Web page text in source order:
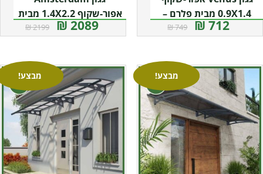
0.9X1.4 מבית פלרם –
Canopia
712 ₪
749 ₪
אפור-שקוף 1.4X2.2 מבית
פלרם – Canopia
2089 ₪
2199 ₪
מבצע! מבצע!